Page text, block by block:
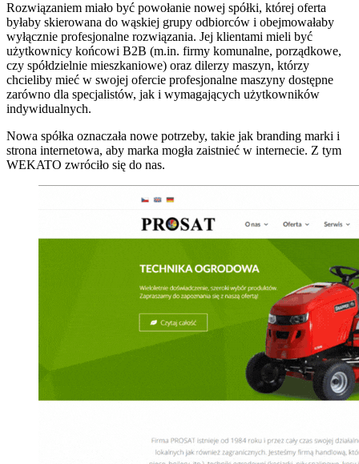
Rozwiązaniem miało być powołanie nowej spółki, której oferta
byłaby skierowana do wąskiej grupy odbiorców i obejmowałaby
wyłącznie profesjonalne rozwiązania. Jej klientami mieli być
użytkownicy końcowi B2B (m.in. firmy komunalne, porządkowe,
czy spółdzielnie mieszkaniowe) oraz dilerzy maszyn, którzy
chcieliby mieć w swojej ofercie profesjonalne maszyny dostępne
zarówno dla specjalistów, jak i wymagających użytkowników
indywidualnych.
Nowa spółka oznaczała nowe potrzeby, takie jak branding marki i
strona internetowa, aby marka mogła zaistnieć w internecie. Z tym
WEKATO zwróciło się do nas.